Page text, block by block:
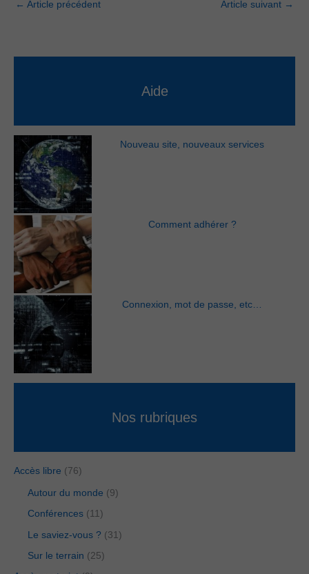
← Article précédent Article suivant →
Aide
Nouveau site, nouveaux services
Comment adhérer ?
Connexion, mot de passe, etc…
Nos rubriques
Accès libre (76)
Autour du monde (9)
Conférences (11)
Le saviez-vous ? (31)
Sur le terrain (25)